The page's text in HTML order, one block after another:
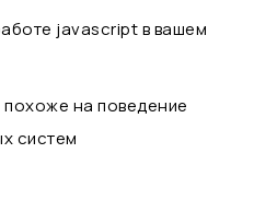
javascript в вашем
на поведение
систем